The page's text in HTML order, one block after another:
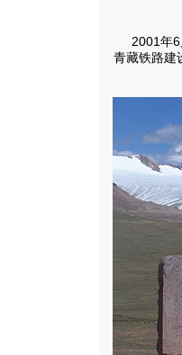
2001年
青藏铁路建